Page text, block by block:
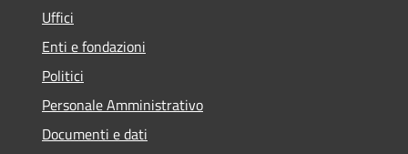
Uffici
Enti e fondazioni
Politici
Personale Amministrativo
Documenti e dati